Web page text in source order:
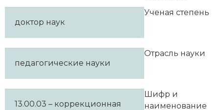
доктор наук
Ученая степень
педагогические науки
Отрасль науки
13.00.03 – коррекционная
Шифр и
наименование